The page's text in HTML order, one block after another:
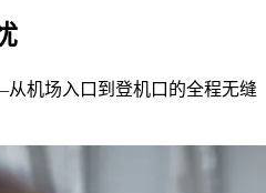
机场入口到登机口的全程无缝